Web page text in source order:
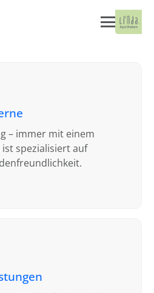
– immer mit einem
ist spezialisiert auf